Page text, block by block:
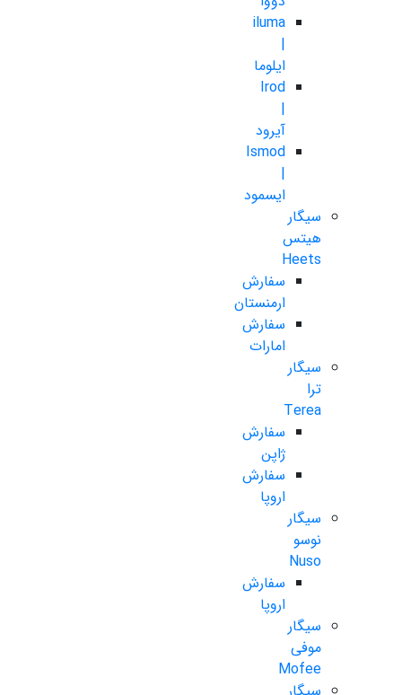
iluma
|
ایلوما
Irod
|
آیرود
Ismod
|
ایسمود
سیگار
هیتس
Heets
سفارش
ارمنستان
سفارش
امارات
سیگار
ترا
Terea
سفارش
ژاپن
سفارش
اروپا
سیگار
نوسو
Nuso
سفارش
اروپا
سیگار
موفی
Mofee